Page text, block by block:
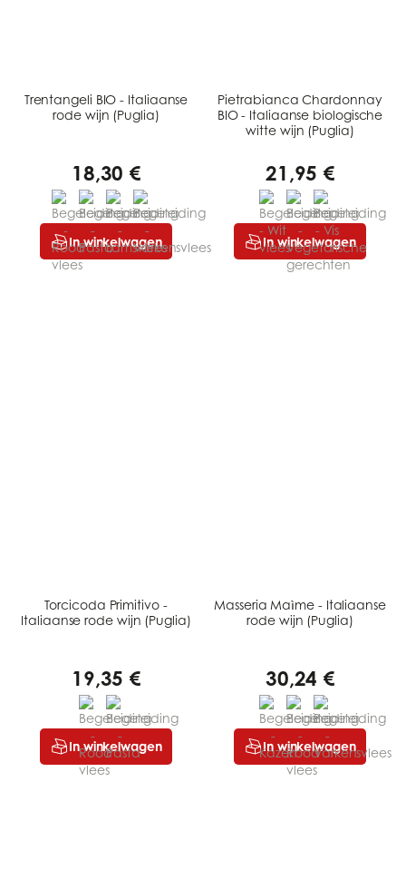
Trentangeli BIO - Italiaanse
rode wijn (Puglia)
18,30 €
In winkelwagen
Pietrabianca Chardonnay
BIO - Italiaanse biologische
witte wijn (Puglia)
21,95 €
In winkelwagen
Torcicoda Primitivo -
Italiaanse rode wijn (Puglia)
19,35 €
In winkelwagen
Masseria Maìme - Italiaanse
rode wijn (Puglia)
30,24 €
In winkelwagen